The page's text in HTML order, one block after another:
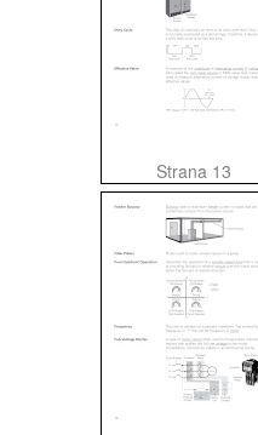
Strana 13